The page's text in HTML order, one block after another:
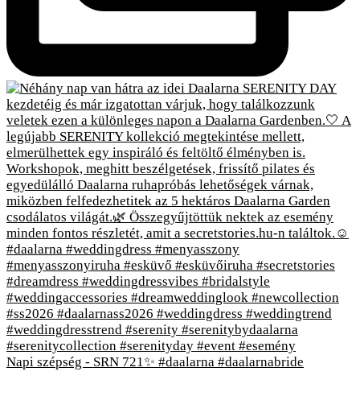
Napi szépség - SRN 721✨ #daalarna #daalarnabride